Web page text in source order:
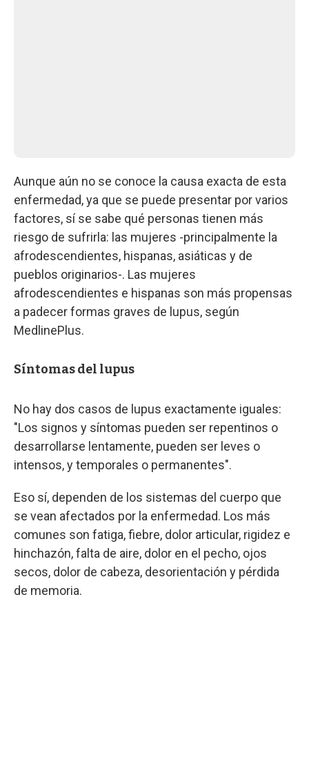
Aunque aún no se conoce la causa exacta de esta
enfermedad, ya que se puede presentar por varios
factores, sí se sabe qué personas tienen más
riesgo de sufrirla: las mujeres -principalmente la
afrodescendientes, hispanas, asiáticas y de
pueblos originarios-. Las mujeres
afrodescendientes e hispanas son más propensas
a padecer formas graves de lupus, según
MedlinePlus.
Síntomas del lupus
No hay dos casos de lupus exactamente iguales:
"Los signos y síntomas pueden ser repentinos o
desarrollarse lentamente, pueden ser leves o
intensos, y temporales o permanentes".
Eso sí, dependen de los sistemas del cuerpo que
se vean afectados por la enfermedad. Los más
comunes son fatiga, fiebre, dolor articular, rigidez e
hinchazón, falta de aire, dolor en el pecho, ojos
secos, dolor de cabeza, desorientación y pérdida
de memoria.